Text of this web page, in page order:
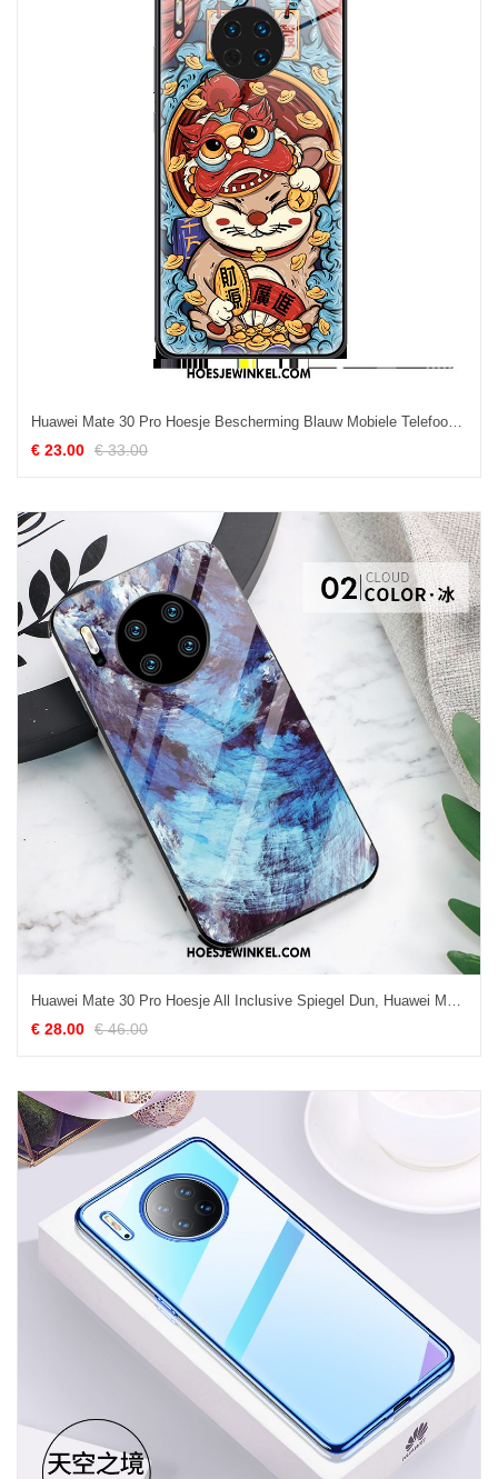
Huawei Mate 30 Pro Hoesje Bescherming Blauw Mobiele Telefoon, Huawei Mate 30 Pro Hoesje Chinese Stijl Persoonlijk
€ 23.00 € 33.00
Huawei Mate 30 Pro Hoesje All Inclusive Spiegel Dun, Huawei Mate 30 Pro Hoesje Mobiele Telefoon Trendy Merk
€ 28.00 € 46.00